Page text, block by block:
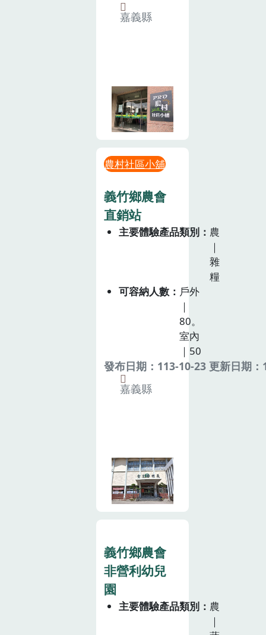
嘉義縣
農村社區小舖
義竹鄉農會
直銷站
主要體驗產品類別
農
｜
雜
糧
可容納人數
戶外
｜
80。
室內
｜50
發布日期：113-10-23 更新日期
嘉義縣
義竹鄉農會
非營利幼兒
園
主要體驗產品類別
農
｜